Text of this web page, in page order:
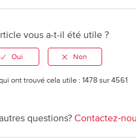
vous a-t-il été utile ?
ont trouvé cela utile : 1478 sur 4561
questions?